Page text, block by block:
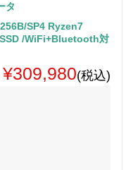
タ
SP4 Ryzen7
/WiFi+Bluetooth対
¥309,980(税込)